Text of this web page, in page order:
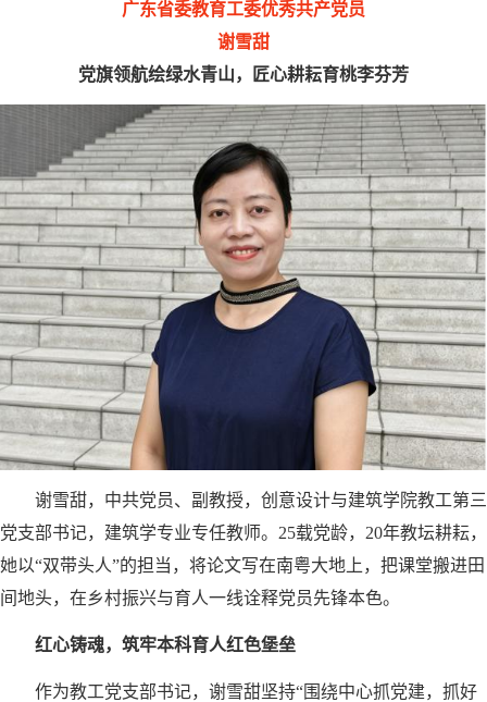
广东省委教育工委优秀共产党员
谢雪甜
党旗领航绘绿水青山，匠心耕耘育桃李芬芳
谢雪甜，中共党员、副教授，创意设计与建筑学院教工第三
党支部书记，建筑学专业专任教师。25载党龄，20年教坛耕耘，
她以“双带头人”的担当，将论文写在南粤大地上，把课堂搬进田
间地头，在乡村振兴与育人一线诠释党员先锋本色。
红心铸魂，筑牢本科育人红色堡垒
作为教工党支部书记，谢雪甜坚持“围绕中心抓党建，抓好